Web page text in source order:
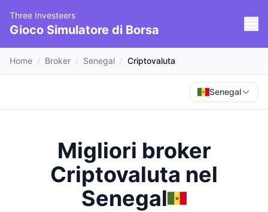
Three Investeers
Gioco Simulatore di Borsa
Home / Broker / Senegal / Criptovaluta
Senegal
Migliori broker
Criptovaluta nel
Senegal